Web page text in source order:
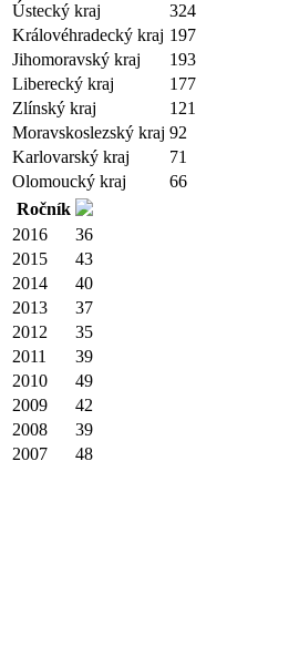
Ústecký kraj
324
Královéhradecký kraj 197
Jihomoravský kraj
193
Liberecký kraj
177
Zlínský kraj
121
Moravskoslezský kraj 92
Karlovarský kraj
71
Olomoucký kraj
66
Ročník
2016
36
2015
43
2014
40
2013
37
2012
35
2011
39
2010
49
2009
42
2008
39
2007
48